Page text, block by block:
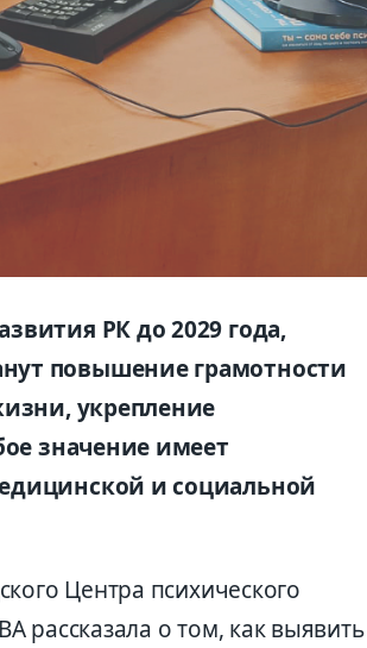
РК до 2029 года,
повышение грамотности
укрепление
значение имеет
и социальной
Центра психического
рассказала о том, как выявить